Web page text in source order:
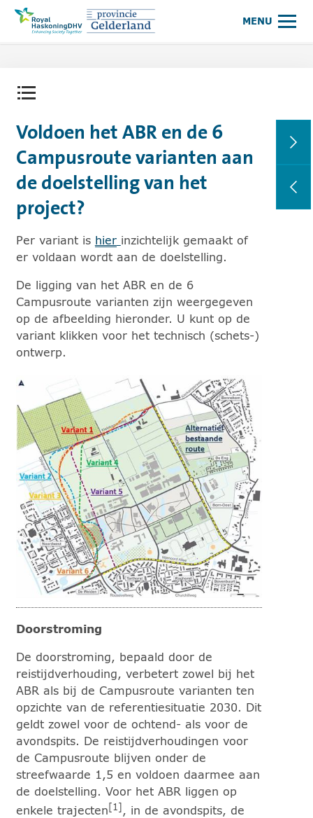
Royal HaskoningDHV, enhancing society together
Klik hier om naar deMENU
Voldoen het ABR en de 6
Campusroute varianten aan
de doelstelling van het
project?
Per variant is hier inzichtelijk gemaakt of
er voldaan wordt aan de doelstelling.
De ligging van het ABR en de 6
Campusroute varianten zijn weergegeven
op de afbeelding hieronder. U kunt op de
variant klikken voor het technisch (schets-)
ontwerp.
Doorstroming
De doorstroming, bepaald door de
reistijdverhouding, verbetert zowel bij het
ABR als bij de Campusroute varianten ten
opzichte van de referentiesituatie 2030. Dit
geldt zowel voor de ochtend- als voor de
avondspits. De reistijdverhoudingen voor
de Campusroute blijven onder de
streefwaarde 1,5 en voldoen daarmee aan
de doelstelling. Voor het ABR liggen op
enkele trajecten[1] , in de avondspits, de